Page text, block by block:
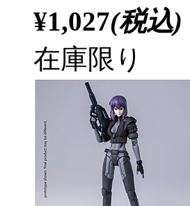
¥1,027(税込)
在庫限り